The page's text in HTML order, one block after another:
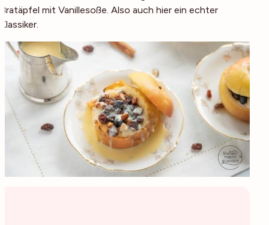
Bratäpfel mit Vanillesoße. Also auch hier ein echter
Klassiker.